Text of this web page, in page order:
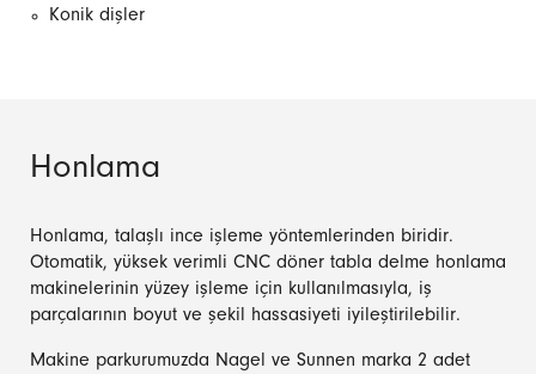
Konik dişler
Honlama
Honlama, talaşlı ince işleme yöntemlerinden biridir.
Otomatik, yüksek verimli CNC döner tabla delme honlama
makinelerinin yüzey işleme için kullanılmasıyla, iş
parçalarının boyut ve şekil hassasiyeti iyileştirilebilir.
Makine parkurumuzda Nagel ve Sunnen marka 2 adet